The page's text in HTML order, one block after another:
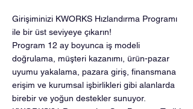
Girişiminizi KWORKS Hızlandırma Programı
ile bir üst seviyeye çıkarın!
Program 12 ay boyunca iş modeli
doğrulama, müşteri kazanımı, ürün-pazar
uyumu yakalama, pazara giriş, finansmana
erişim ve kurumsal işbirlikleri gibi alanlarda
birebir ve yoğun destekler sunuyor.